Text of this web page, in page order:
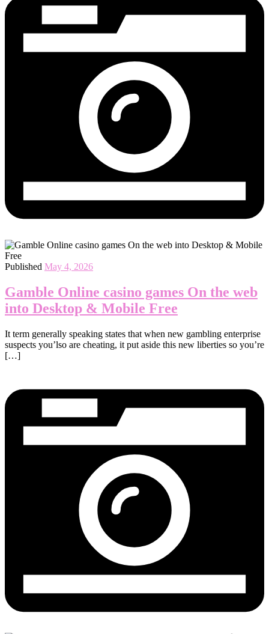
Published May 4, 2026
Gamble Online casino games On the web
into Desktop & Mobile Free
It term generally speaking states that when new gambling enterprise
suspects you’lso are cheating, it put aside this new liberties so you’re
[…]